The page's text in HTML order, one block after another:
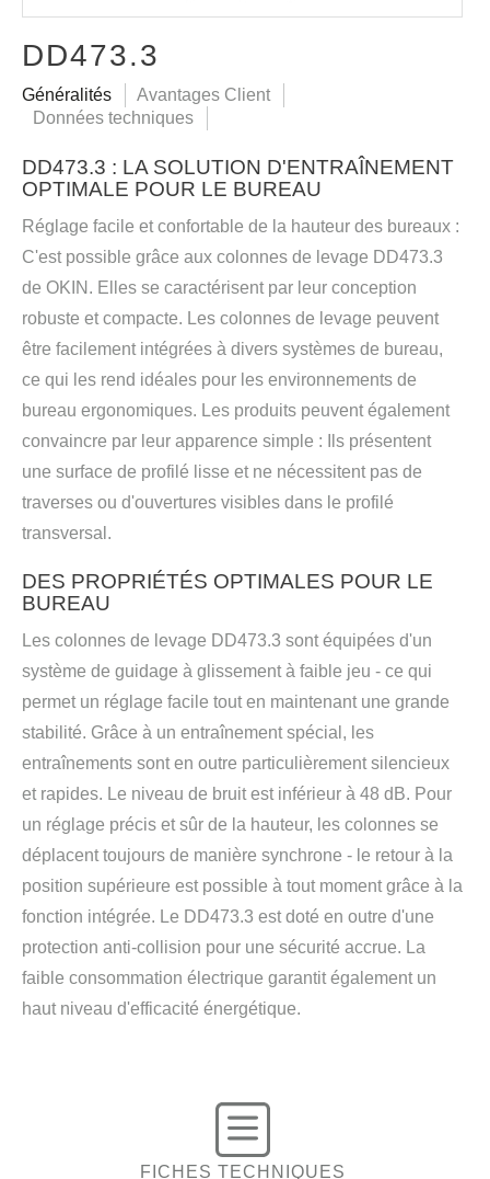
DD473.3
Généralités
Avantages Client
Données techniques
DD473.3 : LA SOLUTION D'ENTRAÎNEMENT
OPTIMALE POUR LE BUREAU
Réglage facile et confortable de la hauteur des bureaux :
C'est possible grâce aux colonnes de levage DD473.3
de OKIN. Elles se caractérisent par leur conception
robuste et compacte. Les colonnes de levage peuvent
être facilement intégrées à divers systèmes de bureau,
ce qui les rend idéales pour les environnements de
bureau ergonomiques. Les produits peuvent également
convaincre par leur apparence simple : Ils présentent
une surface de profilé lisse et ne nécessitent pas de
traverses ou d'ouvertures visibles dans le profilé
transversal.
DES PROPRIÉTÉS OPTIMALES POUR LE
BUREAU
Les colonnes de levage DD473.3 sont équipées d'un
système de guidage à glissement à faible jeu - ce qui
permet un réglage facile tout en maintenant une grande
stabilité. Grâce à un entraînement spécial, les
entraînements sont en outre particulièrement silencieux
et rapides. Le niveau de bruit est inférieur à 48 dB. Pour
un réglage précis et sûr de la hauteur, les colonnes se
déplacent toujours de manière synchrone - le retour à la
position supérieure est possible à tout moment grâce à la
fonction intégrée. Le DD473.3 est doté en outre d'une
protection anti-collision pour une sécurité accrue. La
faible consommation électrique garantit également un
haut niveau d'efficacité énergétique.
FICHES TECHNIQUES